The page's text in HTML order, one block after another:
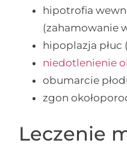
hipotrofia
(zahamowanie
hipoplazja płuc
niedotlenienie
obumarcie
zgon
Leczenie